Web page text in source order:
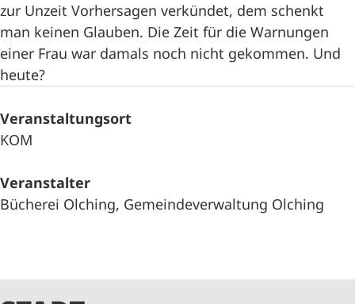
zur Unzeit Vorhersagen verkündet, dem schenkt
man keinen Glauben. Die Zeit für die Warnungen
einer Frau war damals noch nicht gekommen. Und
heute?
Veranstaltungsort
KOM
Veranstalter
Bücherei Olching, Gemeindeverwaltung Olching